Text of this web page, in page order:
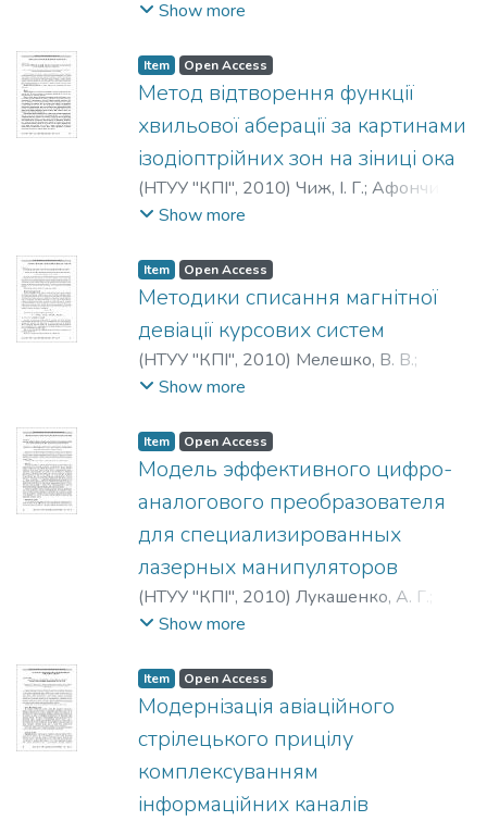
M. O.;Тихан, М. А.
Show more
Item Open Access
Метод відтворення функції
хвильової аберації за картинами
ізодіоптрійних зон на зіниці ока
(НТУУ "КПІ", 2010) Чиж, І. Г.; Афончина,
Н. Б.;Якименко, Т. М.
M.;Чиж, И. Г.;Афончина, Н. Б.
Якименко, Т. Н.
Show more
Item Open Access
Методики списання магнітної
девіації курсових систем
(НТУУ "КПІ", 2010) Мелешко, В. В.;
Кучер, В. В.;Meleshko, V. V.
Show more
Item Open Access
Модель эффективного цифро-
аналогового преобразователя
для специализированных
лазерных манипуляторов
(НТУУ "КПІ", 2010) Лукашенко, А. Г.
Лукашенко, Д. А.
Lukashenko, D. A.;
Lukashenko, V. M.
Show more
Item Open Access
Модернізація авіаційного
стрілецького прицілу
комплексуванням
інформаційних каналів